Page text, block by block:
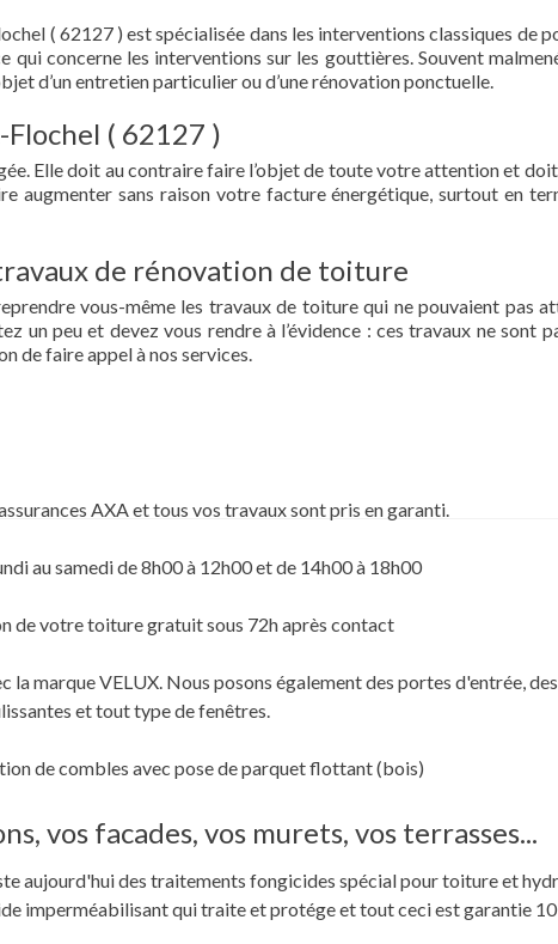
( 62127 ) est spécialisée dans les interventions classiques de
qui concerne les interventions sur les gouttières. Souvent
d’un entretien particulier ou d’une rénovation ponctuelle.
( 62127 )
Elle doit au contraire faire l’objet de toute votre attention et
augmenter sans raison votre facture énergétique, surtout en
de rénovation de toiture
vous-même les travaux de toiture qui ne pouvaient pas
un peu et devez vous rendre à l’évidence : ces travaux ne sont
de faire appel à nos services.
AXA et tous vos travaux sont pris en garanti.
au samedi de 8h00 à 12h00 et de 14h00 à 18h00
de votre toiture gratuit sous 72h après contact
marque VELUX. Nous posons également des portes d'entrée,
et tout type de fenêtres.
de combles avec pose de parquet flottant (bois)
vos facades, vos murets, vos terrasses...
aujourd'hui des traitements fongicides spécial pour toiture et
imperméabilisant qui traite et protége et tout ceci est garantie 10